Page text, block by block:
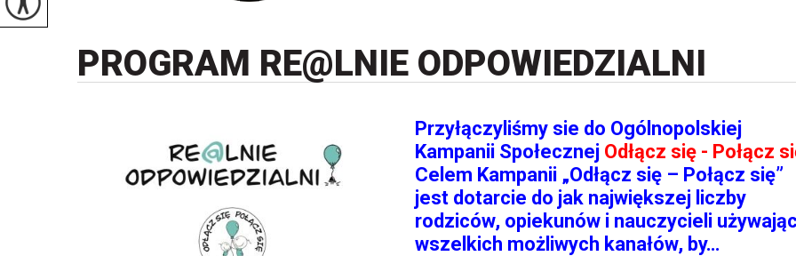
PROGRAM RE@LNIE ODPOWIEDZIALNI
Przyłączyliśmy sie do Ogólnopolskiej
Kampanii Społecznej Odłącz się - Połącz
Celem Kampanii „Odłącz się – Połącz się”
jest dotarcie do jak największej liczby
rodziców, opiekunów i nauczycieli używając
wszelkich możliwych kanałów, by…